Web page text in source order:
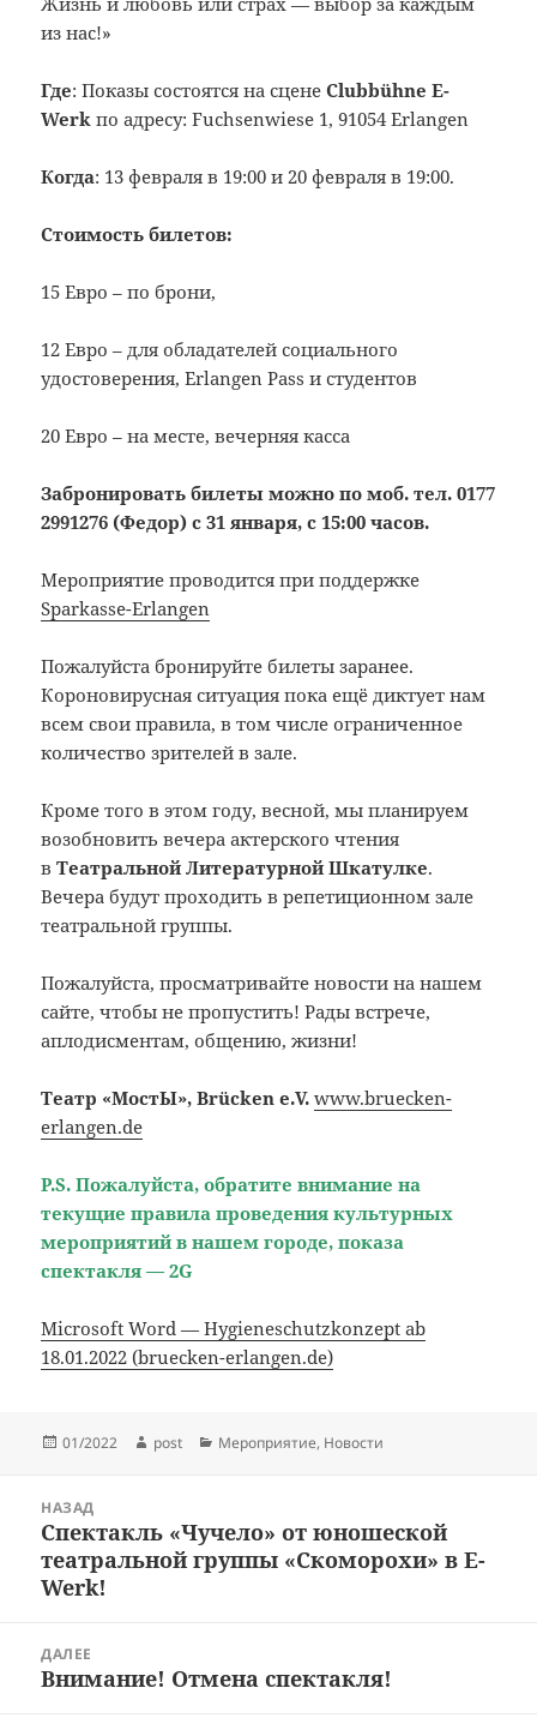
из нас!»
Где: Показы состоятся на сценеClubbühne Е-
Werk по адресу: Fuchsenwiese 1, 91054 Erlangen
Когда: 13 февраля в 19:00 и 20 февраля в 19:00.
Cтоимость билетов:
15 Евро – по брони,
12 Евро – для обладателей социального
удостоверения, Erlangen Pass и студентов
20 Евро – на месте, вечерняя касса
Забронировать билеты можно по моб. тел. 0177
2991276 (Федор) с 31 января, с 15:00 часов.
Мероприятие проводится при поддержке
Sparkasse-Erlangen
Пожалуйста бронируйте билеты заранее.
Короновирусная ситуация пока ещё диктует нам
всем свои правила, в том числе ограниченное
количество зрителей в зале.
Кроме того в этом году, весной, мы планируем
возобновить вечера актерского чтения
вТеатральной Литературной Шкатулке.
Вечера будут проходить в репетиционном зале
театральной группы.
Пожалуйста, просматривайте новости на нашем
сайте, чтобы не пропустить! Рады встрече,
аплодисментам, общению, жизни!
Театр «МостЫ»,Brücken e.V.www.bruecken-
erlangen.de
P.S. Пожалуйста, обратите внимание на
текущие правила проведения культурных
мероприятий в нашем городе, показа
спектакля — 2G
Microsoft Word — Hygieneschutzkonzept ab
18.01.2022 (bruecken-erlangen.de)
Опубликовано
01/2022 Автор
post Рубрики
Мероприятие, Новости
записям
НАЗАД
Предыдущая
запись:
Спектакль «Чучело» от юношеской
театральной группы «Скоморохи» в E-
Werk!
ДАЛЕЕ
Следующая
Внимание! Отмена спектакля!